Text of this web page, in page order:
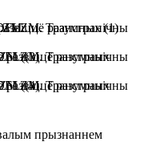
прызнаннем